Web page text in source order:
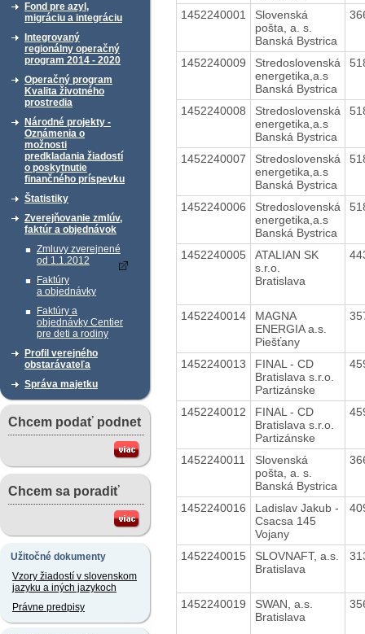
Fond pre azyl,
migráciu a integráciu
Integrovaný
regionálny operačný
program 2014 - 2020
Operačný program
Kvalita životného
prostredia
Národné projekty -
Oznámenia o
možnosti
predkladania žiadostí
o poskytnutie
finančného príspevku
Štatistiky
Zverejňovanie zmlúv,
faktúr a objednávok
Zmluvy zverejnené
od 1.1.2012
Faktúry
a objednávky
Faktúry a
objednávky Centier
pre deti a rodiny
Profil verejného
obstarávateľa
Správa majetku
Chcem podať podnet
Chcem sa poradiť
Užitočné dokumenty
Vzory žiadostí v slovenskom
jazyku a iných jazykoch
Právne predpisy
1452240001
Slovenská
pošta, a. s.
Banská Bystrica
1452240009
Stredoslovenská
energetika,a.s
Banská Bystrica
1452240008
Stredoslovenská
energetika,a.s
Banská Bystrica
1452240007
Stredoslovenská
energetika,a.s
Banská Bystrica
1452240006
Stredoslovenská
energetika,a.s
Banská Bystrica
1452240005
ATALIAN SK
s.r.o.
Bratislava
1452240014
MAGNA
ENERGIA a.s.
Piešťany
1452240013
FINAL - CD
Bratislava s.r.o.
Partizánske
1452240012
FINAL - CD
Bratislava s.r.o.
Partizánske
1452240011
Slovenská
pošta, a. s.
Banská Bystrica
1452240016
Ladislav Jakub -
Csacsa 145
Vojany
1452240015
SLOVNAFT, a.s.
Bratislava
1452240019
SWAN, a.s.
Bratislava